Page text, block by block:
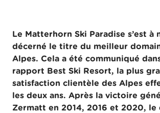
Le Matterhorn Ski Paradise s’est à
décerné le titre du meilleur
Alpes. Cela a été communiqué
rapport Best Ski Resort, la plus
satisfaction clientèle des Alpes
les deux ans. Après la victoire
Zermatt en 2014, 2016 et 2020, le